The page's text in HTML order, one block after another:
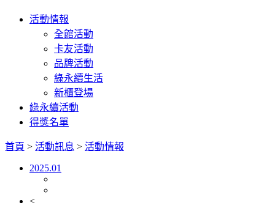
活動情報
全館活動
卡友活動
品牌活動
綠永續生活
新櫃登場
綠永續活動
得獎名單
首頁 > 活動訊息 > 活動情報
2025.01
<